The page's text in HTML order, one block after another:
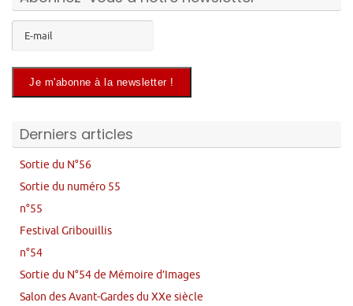
Derniers articles
Sortie du N°56
Sortie du numéro 55
n°55
Festival Gribouillis
n°54
Sortie du N°54 de Mémoire d’Images
Salon des Avant-Gardes du XXe siècle